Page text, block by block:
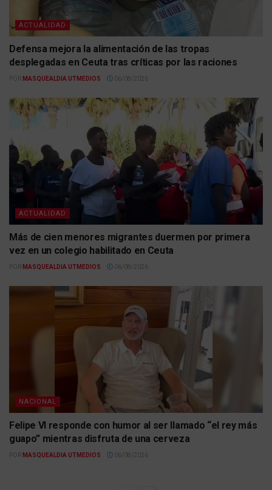
ACTUALIDAD
Defensa mejora la alimentación de las tropas
desplegadas en Ceuta tras críticas por las raciones
POR MASQUEALDIA UTMEDIOS 06/08/2026
ACTUALIDAD
Más de cien menores migrantes duermen por primera
vez en un colegio habilitado en Ceuta
POR MASQUEALDIA UTMEDIOS 06/08/2026
NACIONAL
Felipe VI responde con humor al ser llamado “el rey más
guapo” mientras disfruta de una cerveza
POR MASQUEALDIA UTMEDIOS 06/08/2026